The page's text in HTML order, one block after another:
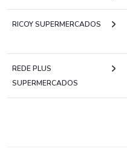
RICOY SUPERMERCADOS
REDE PLUS
SUPERMERCADOS